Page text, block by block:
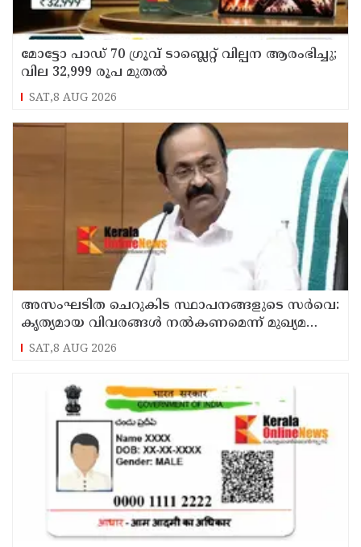
മോട്ടോ പാഡ് 70 ഗ്രൂവ് ടാബ്ലെറ്റ് വില്പന ആരംഭിച്ചു;
വില 32,999 രൂപ മുതൽ
SAT,8 AUG 2026
അസംഘടിത ചെറുകിട സ്ഥാപനങ്ങളുടെ സർവെ:
കൃത്യമായ വിവരങ്ങൾ നൽകണമെന്ന് മുഖ്യമന്ത്രി
വി ഡി സതീശൻ
SAT,8 AUG 2026